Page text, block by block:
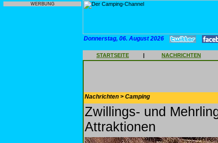
WERBUNG
Donnerstag, 06. August 2026
STARTSEITE | NACHRICHTEN
Nachrichten > Camping
Zwillings- und
Attraktionen